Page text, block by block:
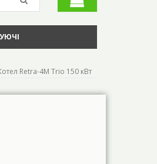
Retra-4М Trio 150 кВт